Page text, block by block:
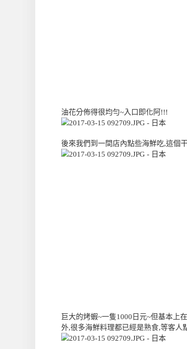
油花分佈得很均勻~入口即化阿!!!
後來我們到一間店內點些海鮮吃,這個
巨大的烤蝦~一隻1000日元~但基本上
外,很多海鮮料理都已經是熟食,等客人